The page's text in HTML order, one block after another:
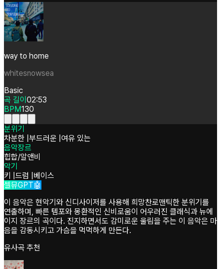
way to home
whitesnowsea
Basic
곡 길이 02:53
BPM130
분위기
차분한 부드러운 여유 있는
음악장르
힙합/알앤비
악기
키 드럼
베이스
셀뮤GPT🤖
이 음악은 현악기와 신디사이저를 사용해 희망찬로맨틱한 분위기를
연출하며, 빠른 템포와 몽환적인 신비로움이 어우러진 클래식과 뉴에
이지 장르의 곡이다. 진지하면서도 감미로운 울림을 주는 이 음악은 마
음을 감동시키고 가슴을 먹먹하게 만든다.
유사곡 추천